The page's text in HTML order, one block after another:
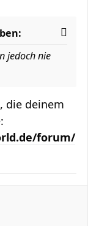
jedoch nie
die deinem
forum/